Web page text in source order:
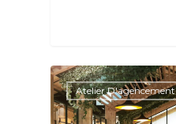
Atelier D'agencement